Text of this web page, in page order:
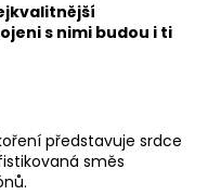
s nimi budou i ti
představuje srdce
směs